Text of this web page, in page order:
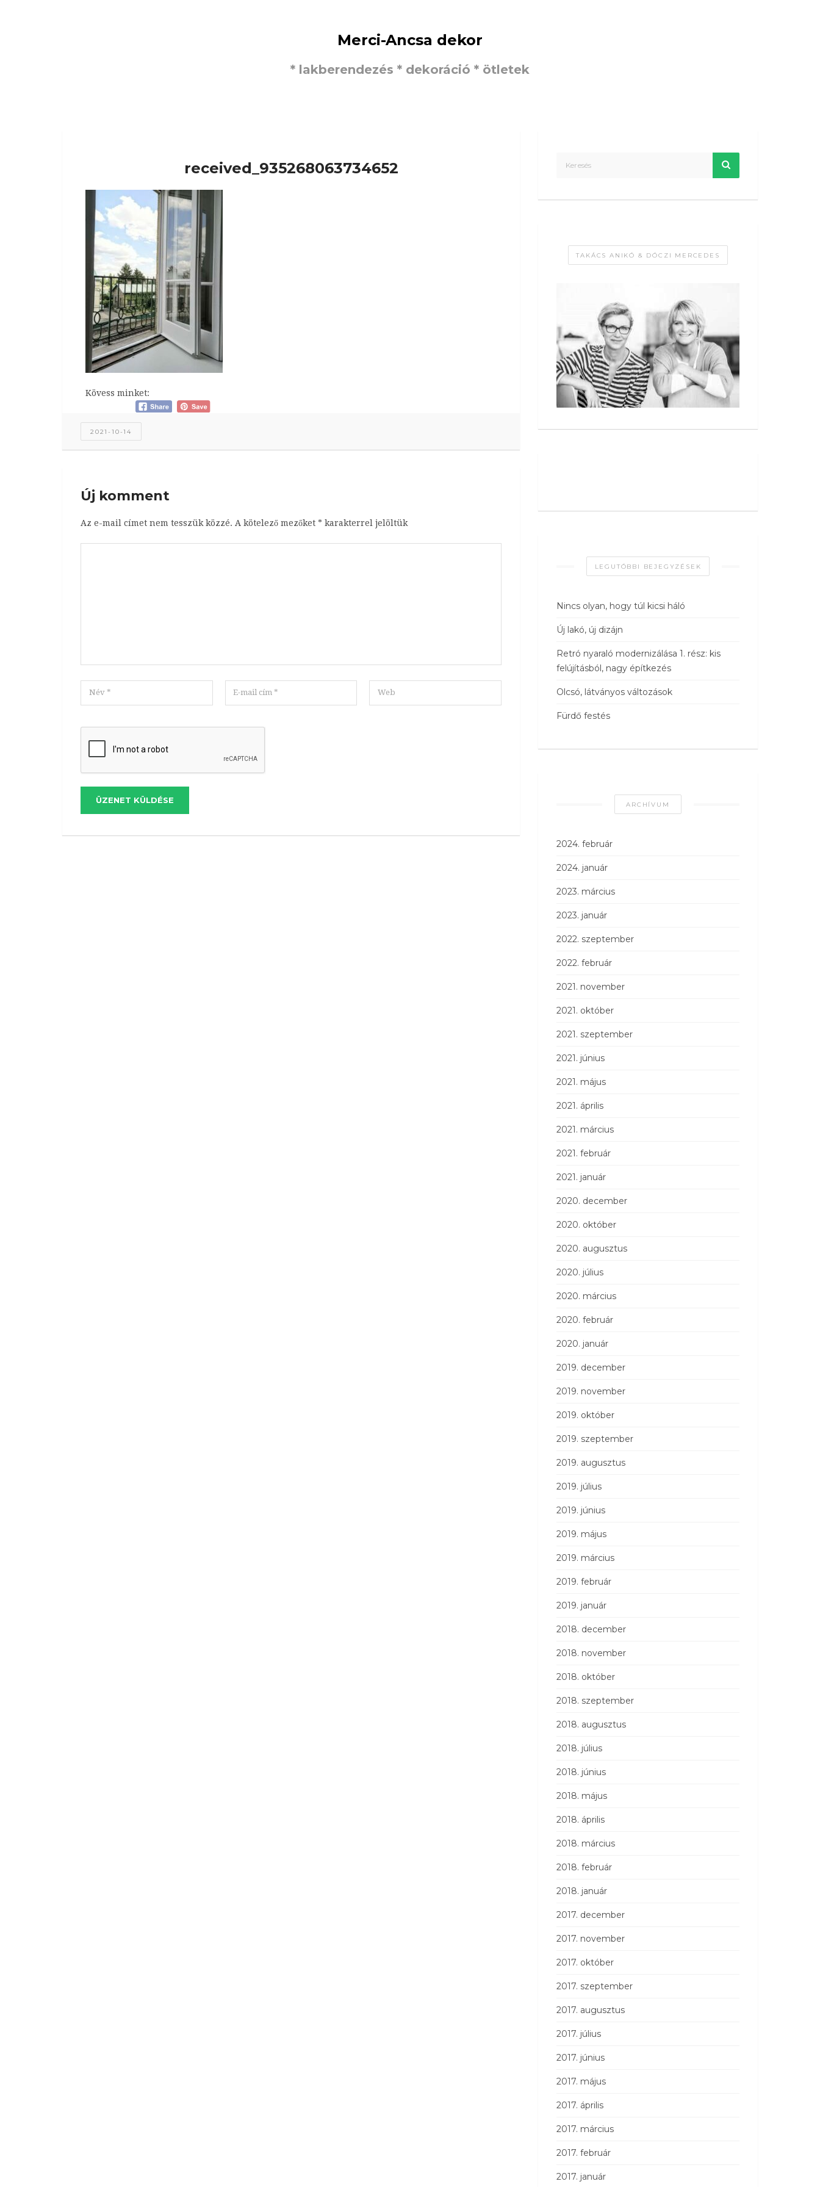
Merci-Ancsa dekor
* lakberendezés * dekoráció * ötletek
received_935268063734652
Kövess minket:
2021-10-14
Új komment
Az e-mail címet nem tesszük közzé. A kötelező mezőket * karakterrel jelöltük
ÜZENET KÜLDÉSE
TAKÁCS ANIKÓ & DÓCZI MERCEDES
LEGUTÓBBI BEJEGYZÉSEK
Nincs olyan, hogy túl kicsi háló
Új lakó, új dizájn
Retró nyaraló modernizálása 1. rész: kis
felújításból, nagy építkezés
Olcsó, látványos változások
Fürdő festés
ARCHÍVUM
2024. február
2024. január
2023. március
2023. január
2022. szeptember
2022. február
2021. november
2021. október
2021. szeptember
2021. június
2021. május
2021. április
2021. március
2021. február
2021. január
2020. december
2020. október
2020. augusztus
2020. július
2020. március
2020. február
2020. január
2019. december
2019. november
2019. október
2019. szeptember
2019. augusztus
2019. július
2019. június
2019. május
2019. március
2019. február
2019. január
2018. december
2018. november
2018. október
2018. szeptember
2018. augusztus
2018. július
2018. június
2018. május
2018. április
2018. március
2018. február
2018. január
2017. december
2017. november
2017. október
2017. szeptember
2017. augusztus
2017. július
2017. június
2017. május
2017. április
2017. március
2017. február
2017. január